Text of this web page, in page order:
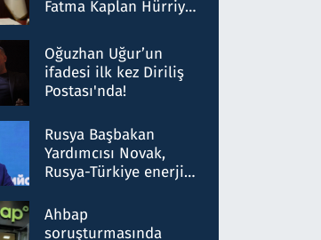
Fatma Kaplan Hürriyet
Oğuzhan Uğur’un
ifadesi ilk kez Diriliş
Postası'nda!
Rusya Başbakan
Yardımcısı Novak,
Rusya-Türkiye enerji
nitelikte olduğunu
belirtti
Ahbap
soruşturmasında